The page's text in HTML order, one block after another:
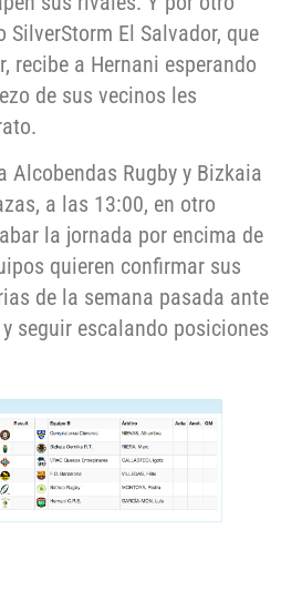
SilverStorm El Salvador, que
recibe a Hernani esperando
de sus vecinos les
Alcobendas Rugby y Bizkaia
a las 13:00, en otro
la jornada por encima de
quieren confirmar sus
de la semana pasada ante
seguir escalando posiciones